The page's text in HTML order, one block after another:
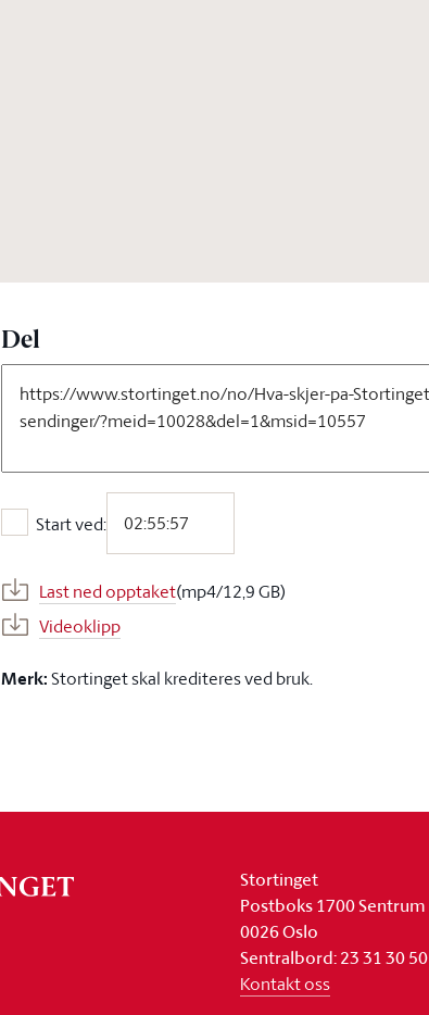
Del
Start ved:
Start ved:
Last ned opptaket(mp4/12,9 GB)
Videoklipp
Merk:Stortinget skal krediteres ved bruk.
Stortinget
Postboks 1700 Sentrum
0026 Oslo
Sentralbord: 23 31 30 50
Kontakt oss